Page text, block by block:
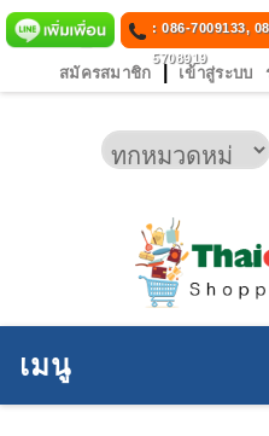
: 086-7009133,
5708919
สมัครสมาชิก เข้าสู่ระบบ
เมนู